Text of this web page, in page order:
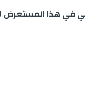
في هذا المستعرض